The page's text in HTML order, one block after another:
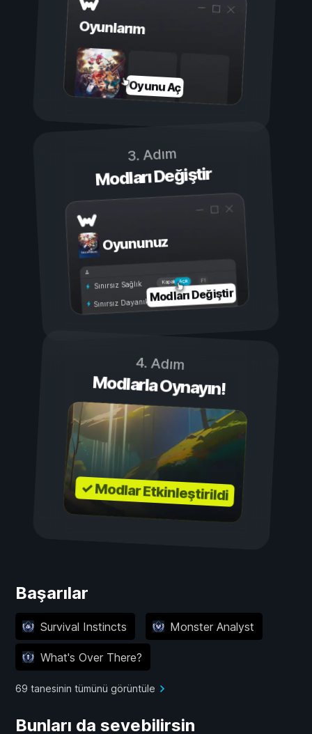
Oyunlarım
Oyunu Aç
3. Adım
Modları Değiştir
Oyununuz
Açık
Kapalı
Sınırsız Sağlık
Sınırsız DayanıklılıkModları Değiştir
4. Adım
Modlarla Oynayın!
✓ Modlar Etkinleştirildi
Başarılar
Survival Instincts Monster Analyst
What's Over There?
69 tanesinin tümünü görüntüle
Bunları da sevebilirsin